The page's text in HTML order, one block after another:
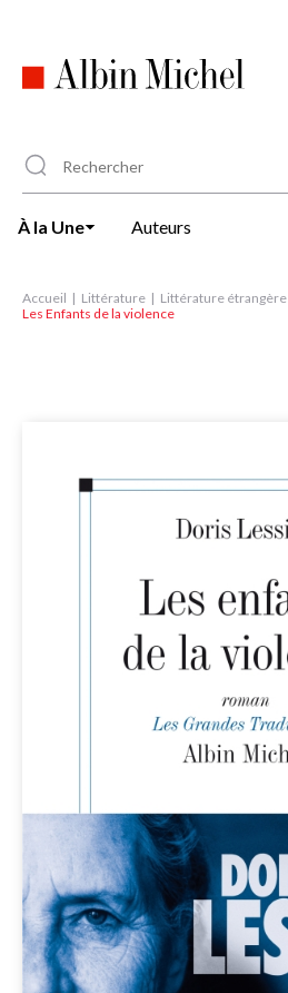
principal
À la Une Auteurs
Accueil Littérature Littérature étrangère
Les Enfants de la violence